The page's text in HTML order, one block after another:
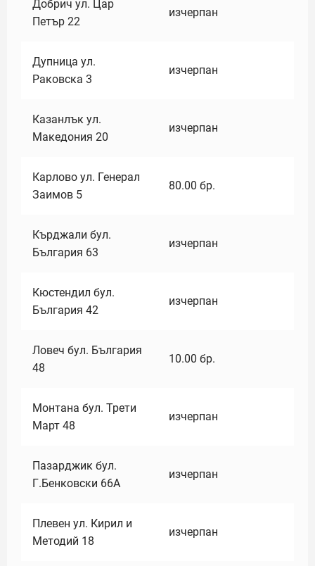
Добрич ул. Цар
Петър 22
изчерпан
Дупница ул.
Раковска 3
изчерпан
Казанлък ул.
Македония 20
изчерпан
Карлово ул. Генерал
Заимов 5
80.00 бр.
Кърджали бул.
България 63
изчерпан
Кюстендил бул.
България 42
изчерпан
Ловеч бул. България
48
10.00 бр.
Монтана бул. Трети
Март 48
изчерпан
Пазарджик бул.
Г.Бенковски 66А
изчерпан
Плевен ул. Кирил и
Методий 18
изчерпан